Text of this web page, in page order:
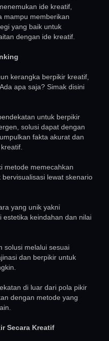
ide kreatif,
mampu memberikan
yang baik untuk
dengan ide kreatif.
kerangka berpikir kreatif,
apa saja? Simak disini
untuk berpikir
solusi dapat dengan
fakta akurat dan
metode memecahkan
lewat skenario
yang unik yakni
estetika keindahan dan nilai
solusi melalui sesuai
dan berpikir untuk
di luar dari pola pikir
dengan metode yang
Secara Kreatif